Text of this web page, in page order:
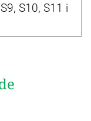
S10, S11 i